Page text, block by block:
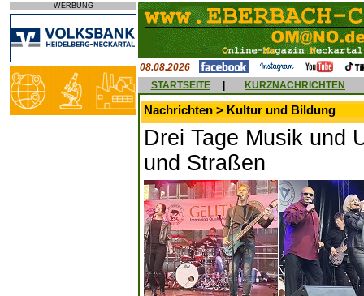
WERBUNG
08.08.2026
STARTSEITE
KURZNACHRICHTEN
Nachrichten > Kultur und Bildung
Drei Tage Musik und
und Straßen